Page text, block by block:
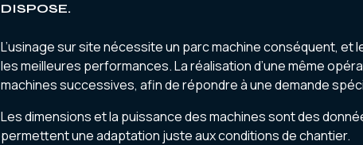
DISPOSE.
L’usinage sur site nécessite un parc machine conséquent,
les meilleures performances. La réalisation d’une même
machines successives, afin de répondre à une demande
Les dimensions et la puissance des machines sont des
permettent une adaptation juste aux conditions de chantier.